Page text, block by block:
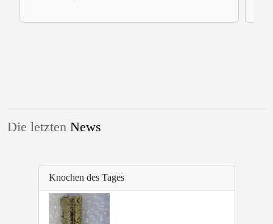
Die letzten News
Knochen des Tages